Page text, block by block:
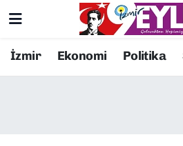
İzmir Ekonomi Politika
Resmi İlanlar
Konak Nöbetçi Eczaneler